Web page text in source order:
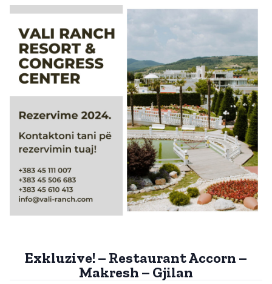
Exkluzive! – Restaurant Accorn –
Makresh – Gjilan